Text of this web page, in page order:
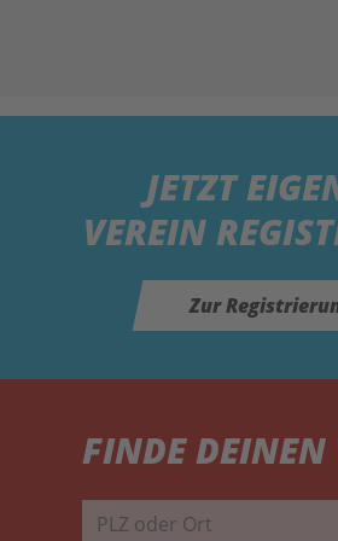
JETZT
VEREIN
Zur
FINDE DEINEN